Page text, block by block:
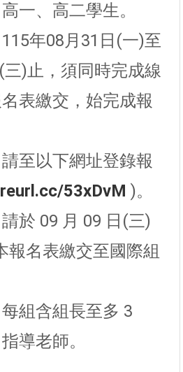
一、高二學生。
年08月31日(一)至
)止，須同時完成線
表繳交，始完成報
至以下網址登錄報
53xDvM )。
於 09 月 09 日(三)
報名表繳交至國際組
組含組長至多 3
導老師。